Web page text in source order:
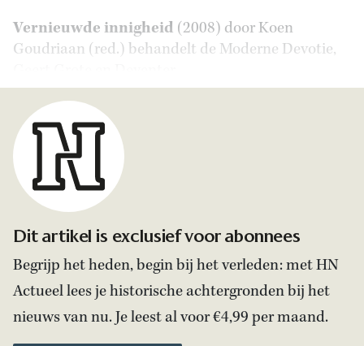
Vernieuwde innigheid (2008) door Koen
Goudriaan (red.) behandelt de Moderne Devotie,
Dit artikel is exclusief voor abonnees
Begrijp het heden, begin bij het verleden: met HN
Actueel lees je historische achtergronden bij het
nieuws van nu. Je leest al voor €4,99 per maand.